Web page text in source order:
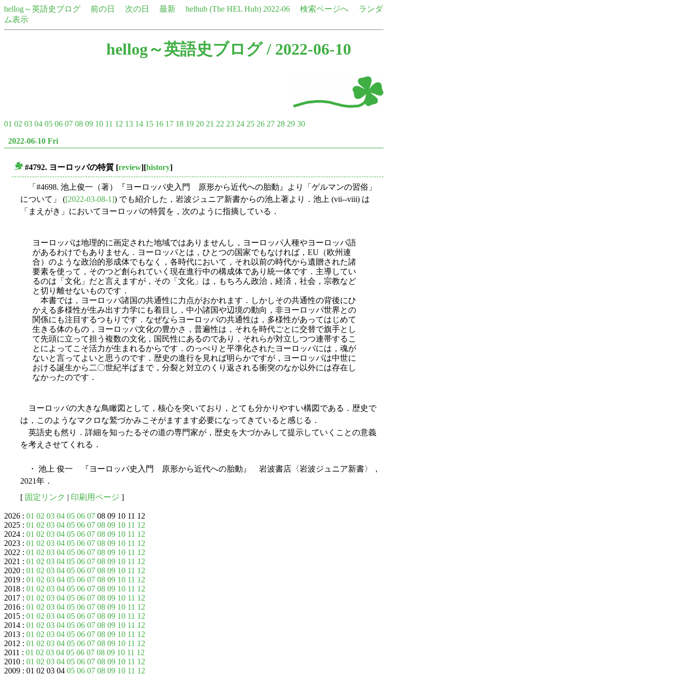
hellog～英語史ブログ 前の日 次の日 最新 helhub (The HEL Hub) 2022-06 検索ページへ
ランダ
ム表示
hellog～英語史ブログ/ 2022-06-10
01 02 03 04 05 06 07 08 09 10 11 12 13 14 15 16 17 18 19 20 21 22 23 24 25 26 27 28 29 30
2022-06-10 Fri
#4792. ヨーロッパの特質 [review][history]
「#4698. 池上俊一（著）『ヨーロッパ史入門 原形から近代への胎動』より「ゲルマンの習俗」
について」 ([2022-03-08-1]) でも紹介した，岩波ジュニア新書からの池上著より．池上 (vii--viii) は
「まえがき」においてヨーロッパの特質を，次のように指摘している．
ヨーロッパは地理的に画定された地域ではありませんし，ヨーロッパ人種やヨーロッパ語
があるわけでもありません．ヨーロッパとは，ひとつの国家でもなければ，EU（欧州連
合）のような政治的形成体でもなく，各時代において，それ以前の時代から遺贈された諸
要素を使って，そのつど創られていく現在進行中の構成体であり統一体です．主導してい
るのは「文化」だと言えますが，その「文化」は，もちろん政治，経済，社会，宗教など
と切り離せないものです．
本書では，ヨーロッパ諸国の共通性に力点がおかれます．しかしその共通性の背後にひ
かえる多様性が生み出す力学にも着目し，中小諸国や辺境の動向，非ヨーロッパ世界との
関係にも注目するつもりです．なぜならヨーロッパの共通性は，多様性があってはじめて
生きる体のもの，ヨーロッパ文化の豊かさ，普遍性は，それを時代ごとに交替で旗手とし
て先頭に立って担う複数の文化，国民性にあるのであり，それらが対立しつつ連帯するこ
とによってこそ活力が生まれるからです．のっぺりと平準化されたヨーロッパには，魂が
ないと言ってよいと思うのです．歴史の進行を見れば明らかですが，ヨーロッパは中世に
おける誕生から二〇世紀半ばまで，分裂と対立のくり返される衝突のなか以外には存在し
なかったのです．
ヨーロッパの大きな鳥瞰図として，核心を突いており，とても分かりやすい構図である．歴史で
は，このようなマクロな鷲づかみこそがますます必要になってきていると感じる．
英語史も然り．詳細を知ったるその道の専門家が，歴史を大づかみして提示していくことの意義
を考えさせてくれる．
・ 池上 俊一 『ヨーロッパ史入門 原形から近代への胎動』 岩波書店〈岩波ジュニア新書〉，
2021年．
[ 固定リンク | 印刷用ページ ]
2026 : 01 02 03 04 05 06 07 08 09 10 11 12
2025 : 01 02 03 04 05 06 07 08 09 10 11 12
2024 : 01 02 03 04 05 06 07 08 09 10 11 12
2023 : 01 02 03 04 05 06 07 08 09 10 11 12
2022 : 01 02 03 04 05 06 07 08 09 10 11 12
2021 : 01 02 03 04 05 06 07 08 09 10 11 12
2020 : 01 02 03 04 05 06 07 08 09 10 11 12
2019 : 01 02 03 04 05 06 07 08 09 10 11 12
2018 : 01 02 03 04 05 06 07 08 09 10 11 12
2017 : 01 02 03 04 05 06 07 08 09 10 11 12
2016 : 01 02 03 04 05 06 07 08 09 10 11 12
2015 : 01 02 03 04 05 06 07 08 09 10 11 12
2014 : 01 02 03 04 05 06 07 08 09 10 11 12
2013 : 01 02 03 04 05 06 07 08 09 10 11 12
2012 : 01 02 03 04 05 06 07 08 09 10 11 12
2011 : 01 02 03 04 05 06 07 08 09 10 11 12
2010 : 01 02 03 04 05 06 07 08 09 10 11 12
2009 : 01 02 03 04 05 06 07 08 09 10 11 12